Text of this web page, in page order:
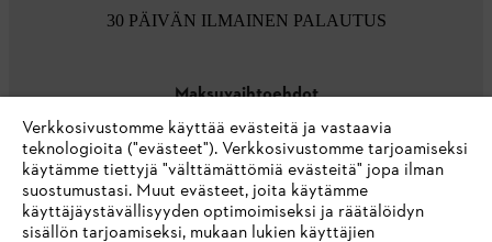
30 PÄIVÄN ILMAINEN PALAUTUS
Maksuvaihtoehdot
Verkkosivustomme käyttää evästeitä ja vastaavia
teknologioita ("evästeet"). Verkkosivustomme tarjoamiseksi
käytämme tiettyjä "välttämättömiä evästeitä" jopa ilman
suostumustasi. Muut evästeet, joita käytämme
käyttäjäystävällisyyden optimoimiseksi ja räätälöidyn
sisällön tarjoamiseksi, mukaan lukien käyttäjien